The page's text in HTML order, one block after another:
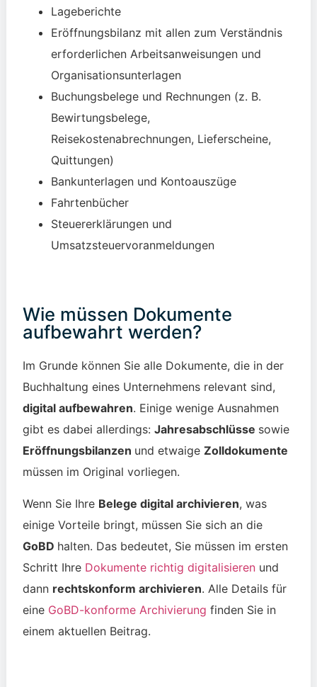
Lageberichte
Eröffnungsbilanz mit allen zum Verständnis
erforderlichen Arbeitsanweisungen und
Organisationsunterlagen
Buchungsbelege und Rechnungen (z. B.
Bewirtungsbelege,
Reisekostenabrechnungen, Lieferscheine,
Quittungen)
Bankunterlagen und Kontoauszüge
Fahrtenbücher
Steuererklärungen und
Umsatzsteuervoranmeldungen
Wie müssen Dokumente
aufbewahrt werden?
Im Grunde können Sie alle Dokumente, die in der
Buchhaltung eines Unternehmens relevant sind,
digital aufbewahren. Einige wenige Ausnahmen
gibt es dabei allerdings: Jahresabschlüsse sowie
Eröffnungsbilanzen und etwaige Zolldokumente
müssen im Original vorliegen.
Wenn Sie Ihre Belege digital archivieren, was
einige Vorteile bringt, müssen Sie sich an die
GoBD halten. Das bedeutet, Sie müssen im ersten
Schritt Ihre Dokumente richtig digitalisierenund
dann rechtskonform archivieren. Alle Details für
eine GoBD-konforme Archivierung finden Sie in
einem aktuellen Beitrag.